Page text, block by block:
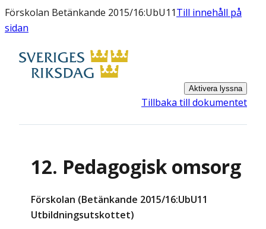
Förskolan Betänkande 2015/16:UbU11Till innehåll på
sidan
Aktivera lyssna
Tillbaka till dokumentet
12. Pedagogisk omsorg
Förskolan (Betänkande 2015/16:UbU11
Utbildningsutskottet)